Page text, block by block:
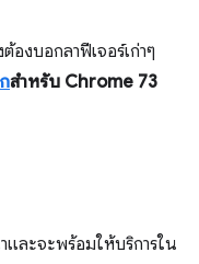
องบอกลาฟีเจอร์เก่าๆ
สำหรับ Chrome 73
และจะพร้อมให้บริการใน